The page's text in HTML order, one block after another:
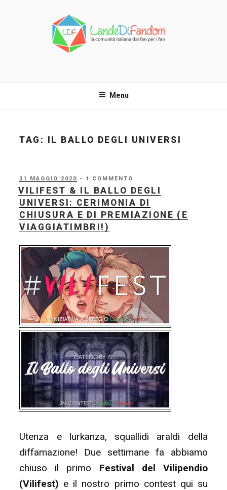
Menu
TAG: IL BALLO DEGLI UNIVERSI
PUBBLICATO
IL
31 MAGGIO 2020 - 1 COMMENTO
VILIFEST & IL BALLO DEGLI
UNIVERSI: CERIMONIA DI
CHIUSURA E DI PREMIAZIONE (E
VIAGGIATIMBRI!)
Utenza e lurkanza, squallidi araldi della
diffamazione! Due settimane fa abbiamo
chiuso il primo Festival del Vilipendio
(Vilifest) e il nostro primo contest qui su